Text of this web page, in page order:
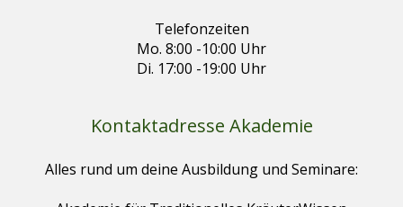
Telefonzeiten
Mo. 8:00 -10:00 Uhr
Di. 17:00 -19:00 Uhr
Kontaktadresse Akademie
Alles rund um deine Ausbildung und Seminare: